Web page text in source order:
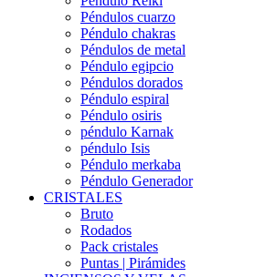
Péndulos cuarzo
Péndulo chakras
Péndulos de metal
Péndulo egipcio
Péndulos dorados
Péndulo espiral
Péndulo osiris
péndulo Karnak
péndulo Isis
Péndulo merkaba
Péndulo Generador
CRISTALES
Bruto
Rodados
Pack cristales
Puntas | Pirámides